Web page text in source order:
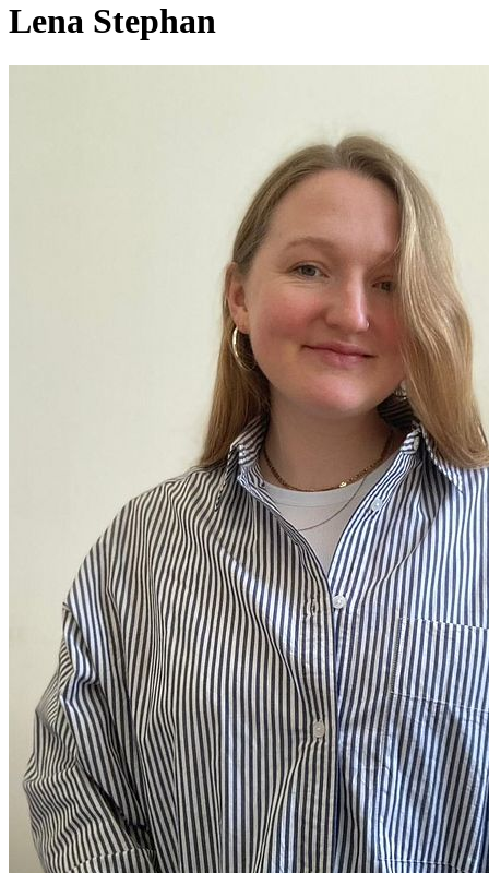
Lena Stephan